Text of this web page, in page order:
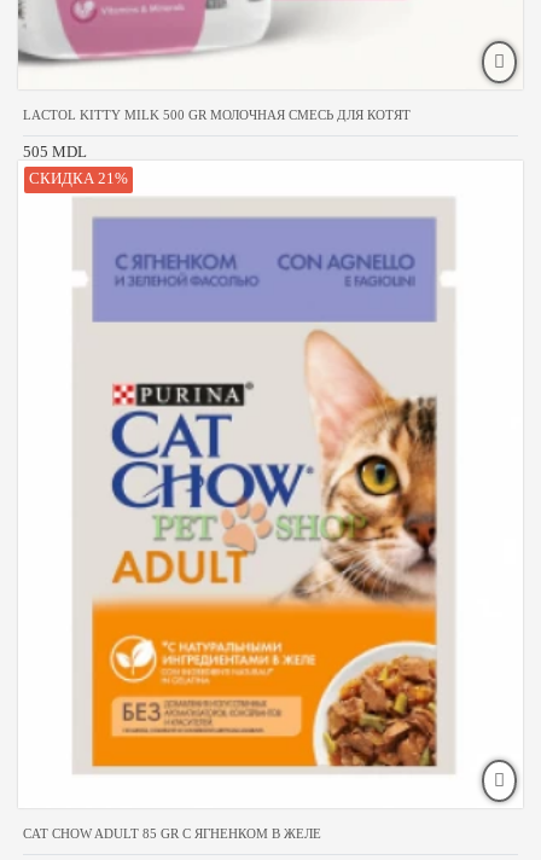
LACTOL KITTY MILK 500 GR МОЛОЧНАЯ СМЕСЬ ДЛЯ КОТЯТ
505 MDL
СКИДКА 21%
CAT CHOW ADULT 85 GR С ЯГНЕНКОМ В ЖЕЛЕ